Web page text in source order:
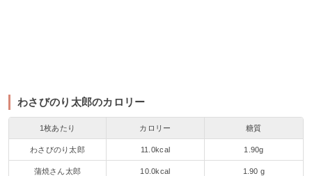
わさびのり太郎のカロリー
1枚あたり カロリー 糖質
わさびのり太郎 11.0kcal 1.90g
蒲焼さん太郎 10.0kcal 1.90 g